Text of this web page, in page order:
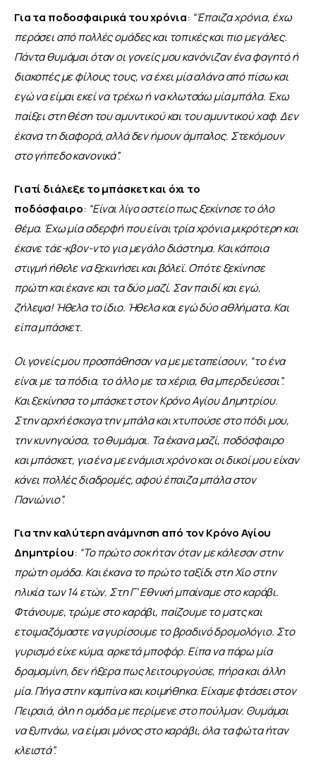
Για τα ποδοσφαιρικά του χρόνια: “Έπαιζα χρόνια, έχω
περάσει από πολλές ομάδες και τοπικές και πιο μεγάλες.
Πάντα θυμάμαι όταν οι γονείς μου κανόνιζαν ένα φαγητό ή
διακοπές με φίλους τους, να έχει μία αλάνα από πίσω και
εγώ να είμαι εκεί να τρέχω ή να κλωτσάω μία μπάλα. Έχω
παίξει στη θέση του αμυντικού και του αμυντικού χαφ. Δεν
έκανα τη διαφορά, αλλά δεν ήμουν άμπαλος. Στεκόμουν
στο γήπεδο κανονικά”.
Γιατί διάλεξε το μπάσκετ και όχι το
ποδόσφαιρο: “Είναι λίγο αστείο πως ξεκίνησε το όλο
θέμα. Έχω μία αδερφή που είναι τρία χρόνια μικρότερη και
έκανε τάε-κβον-ντο για μεγάλο διάστημα. Και κάποια
στιγμή ήθελε να ξεκινήσει και βόλεϊ. Οπότε ξεκίνησε
πρώτη και έκανε και τα δύο μαζί. Σαν παιδί και εγώ,
ζήλεψα! Ήθελα το ίδιο. Ήθελα και εγώ δύο αθλήματα. Και
είπα μπάσκετ.
Οι γονείς μου προσπάθησαν να με μεταπείσουν, “το ένα
είναι με τα πόδια, το άλλο με τα χέρια, θα μπερδεύεσαι”.
Και ξεκίνησα το μπάσκετ στον Κρόνο Αγίου Δημητρίου.
Στην αρχή έσκαγα την μπάλα και χτυπούσε στο πόδι μου,
την κυνηγούσα, το θυμάμαι. Τα έκανα μαζί, ποδόσφαιρο
και μπάσκετ, για ένα με ενάμισι χρόνο και οι δικοί μου είχαν
κάνει πολλές διαδρομές, αφού έπαιζα μπάλα στον
Πανιώνιο”.
Για την καλύτερη ανάμνηση από τον Κρόνο Αγίου
Δημητρίου: “Το πρώτο σοκ ήταν όταν με κάλεσαν στην
πρώτη ομάδα. Και έκανα το πρώτο ταξίδι στη Χίο στην
ηλικία των 14 ετών. Στη Γ’ Εθνική μπαίναμε στο καράβι.
Φτάνουμε, τρώμε στο καράβι, παίζουμε το ματς και
ετοιμαζόμαστε να γυρίσουμε το βραδινό δρομολόγιο. Στο
γυρισμό είχε κύμα, αρκετά μποφόρ. Είπα να πάρω μία
δραμαμίνη, δεν ήξερα πως λειτουργούσε, πήρα και άλλη
μία. Πήγα στην καμπίνα και κοιμήθηκα. Είχαμε φτάσει στον
Πειραιά, όλη η ομάδα με περίμενε στο πούλμαν. Θυμάμαι
να ξυπνάω, να είμαι μόνος στο καράβι, όλα τα φώτα ήταν
κλειστά”.